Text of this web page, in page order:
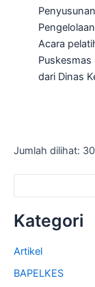
Acara
Puskesmas
dari Dinas
Jumlah dilihat:
Kategori
Artikel
BAPELKES